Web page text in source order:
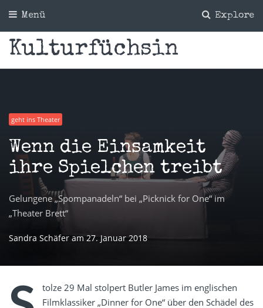
Explore
Menü
Kulturfüchsin
geht ins Theater
Wenn die Einsamkeit
ihre Spielchen treibt
Gelungene „Spompanadeln“ bei „Picknick for One“ im
„Theater Brett“
Sandra Schäfer am 27. Januar 2018
tolze 29 Mal stolpert Butler James im englischen
Filmklassiker „Dinner for One“ über den Schädel des